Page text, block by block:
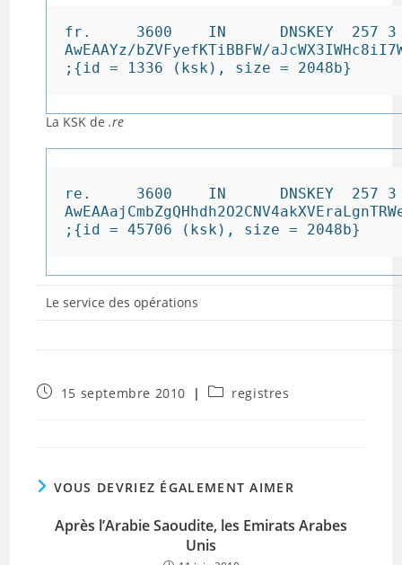
fr.     3600    IN      DNSKEY  257 3
AwEAAYz/bZVFyefKTiBBFW/
;{id = 1336 (ksk), size = 2048b}
La KSK de .re
re.     3600    IN      DNSKEY  257 3
;{id = 45706 (ksk), size = 2048b}
Le service des opérations
Publication
15 septembre 2010
Postregistres
VOUS DEVRIEZ ÉGALEMENT AIMER
Après l’Arabie Saoudite, les Emirats Arabes
Unis